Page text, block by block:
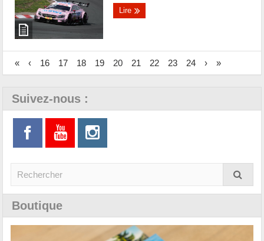
Lire
« ‹ 16 17 18 19 20 21 22 23 24 › »
Suivez-nous :
Boutique